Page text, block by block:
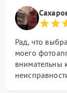
Рад, что
моего
внимательны